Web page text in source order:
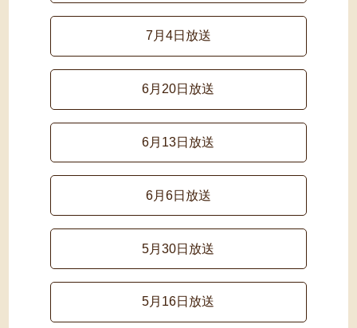
7月4日放送
6月20日放送
6月13日放送
6月6日放送
5月30日放送
5月16日放送